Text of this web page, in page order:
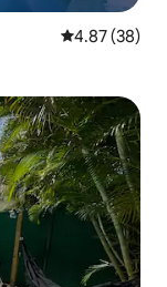
Calificación
4.87 (38)